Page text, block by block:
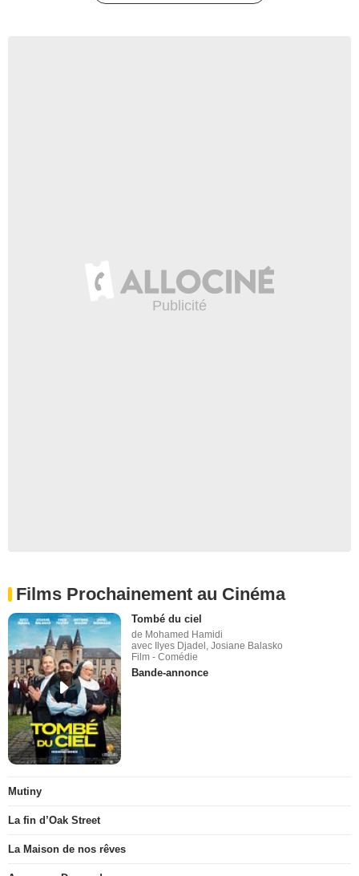
Films Prochainement au Cinéma
Tombé du ciel
de Mohamed Hamidi
avec Ilyes Djadel, Josiane Balasko
Film - Comédie
Bande-annonce
Mutiny
La fin d’Oak Street
La Maison de nos rêves